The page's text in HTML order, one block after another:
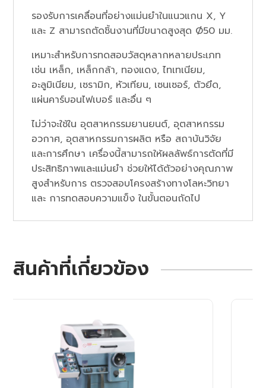
รองรับการเคลื่อนที่อย่างแม่นยำในแนวแกน X, Y
และ Z สามารถตัดชิ้นงานที่มีขนาดสูงสุด Ø50 มม.
เหมาะสำหรับการทดสอบวัสดุหลากหลายประเภท
เช่น เหล็ก, เหล็กกล้า, ทองแดง, ไทเทเนียม,
อะลูมิเนียม, เซรามิก, หัวเทียน, เซนเซอร์, ตัวยึด,
แผ่นคาร์บอนไฟเบอร์ และอื่น ๆ
ไม่ว่าจะใช้ใน อุตสาหกรรมยานยนต์, อุตสาหกรรม
อวกาศ, อุตสาหกรรมการผลิต หรือ สถาบันวิจัย
และการศึกษา เครื่องนี้สามารถให้ผลลัพธ์การตัดที่มี
ประสิทธิภาพและแม่นยำ ช่วยให้ได้ตัวอย่างคุณภาพ
สูงสำหรับการ ตรวจสอบโครงสร้างทางโลหะวิทยา
และ การทดสอบความแข็ง ในขั้นตอนถัดไป
สินค้าที่เกี่ยวข้อง